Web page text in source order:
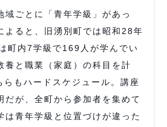
ごとに「青年学級」があっ
よると、旧湧別町では昭和28年
町内7学級で169人が学んでい
養と職業（家庭）の科目を計
もハードスケジュール。講座
だが、全町から参加者を集めて
は青年学級と位置づけが違った